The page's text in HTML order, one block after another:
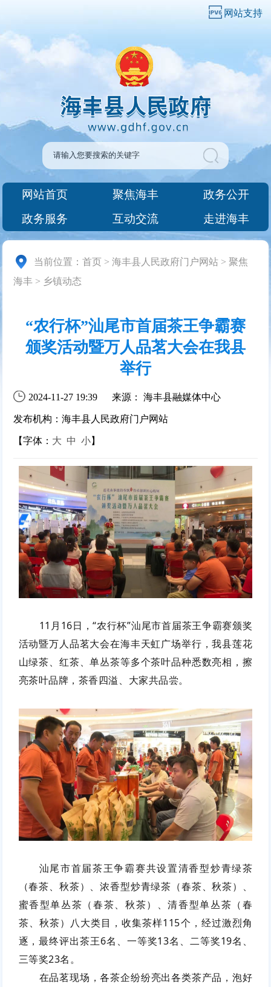
网站支持
网站首页 聚焦海丰
政务公开
政务服务
互动交流 走进海丰
当前位置：首页 >海丰县人民政府门户网站 >聚焦
海丰 > 乡镇动态
“农行杯”汕尾市首届茶王争霸赛
颁奖活动暨万人品茗大会在我县
举行
2024-11-27 19:39 来源： 海丰县融媒体中心
发布机构：海丰县人民政府门户网站
【字体： 大 中 小】
11月16日，“农行杯”汕尾市首届茶王争霸赛颁奖
活动暨万人品茗大会在海丰天虹广场举行，我县莲花
山绿茶、红茶、单丛茶等多个茶叶品种悉数亮相，擦
亮茶叶品牌，茶香四溢、大家共品尝。
汕尾市首届茶王争霸赛共设置清香型炒青绿茶
（春茶、秋茶）、浓香型炒青绿茶（春茶、秋茶）、
蜜香型单丛茶（春茶、秋茶）、清香型单丛茶（春
茶、秋茶）八大类目，收集茶样115个，经过激烈角
逐，最终评出茶王6名、一等奖13名、二等奖19名、
三等奖23名。
在品茗现场，各茶企纷纷亮出各类茶产品，泡好